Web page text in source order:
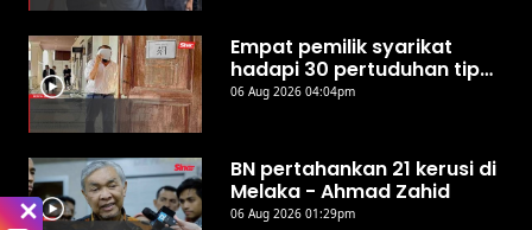
Empat pemilik syarikat
hadapi 30 pertuduhan tipu
ejen PERKESO
06 Aug 2026 04:04pm
BN pertahankan 21 kerusi di
Melaka - Ahmad Zahid
06 Aug 2026 01:29pm